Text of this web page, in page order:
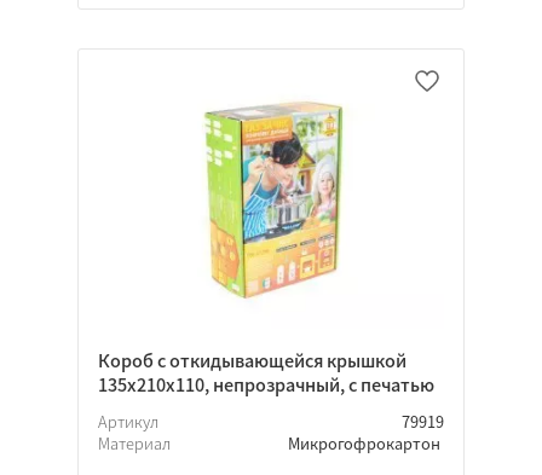
Короб с откидывающейся крышкой
135х210х110, непрозрачный, с печатью
Артикул
79919
Материал
Микрогофрокартон